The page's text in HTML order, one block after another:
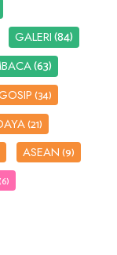
GALERI(84)
(63)
(34)
(21)
ASEAN(9)
(6)